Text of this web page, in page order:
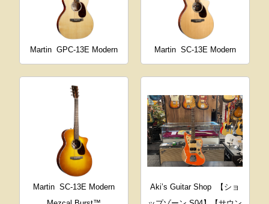
Martin GPC-13E Modern Martin SC-13E Modern
Martin SC-13E Modern
Aki’s Guitar Shop
【ショ